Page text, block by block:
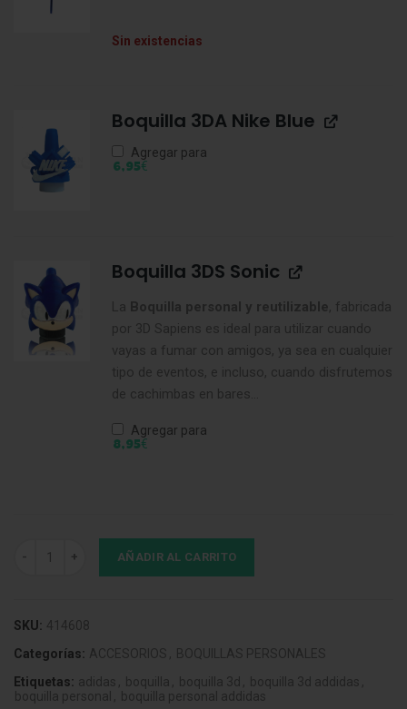
Sin existencias
Boquilla 3DA Nike Blue
Agregar para
6,95€
Boquilla 3DS Sonic
La Boquilla personal y reutilizable, fabricada
por 3D Sapiens es ideal para utilizar cuando
vayas a fumar con amigos, ya sea en cualquier
tipo de eventos, e incluso, cuando disfrutemos
de cachimbas en bares...
Agregar para
8,95€
Boquilla 3DA Adidas Blue cantidad
AÑADIR AL CARRITO
SKU: 414608
Categorías: ACCESORIOS , BOQUILLAS PERSONALES
Etiquetas: adidas , boquilla , boquilla 3d , boquilla 3d addidas ,
boquilla personal , boquilla personal addidas